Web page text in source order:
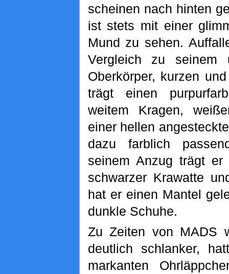
scheinen nach hinten
ist stets mit einer
Mund zu sehen.
Vergleich zu seinem
Oberkörper, kurzen
trägt einen
weitem Kragen,
einer hellen
dazu farblich
seinem Anzug trägt
schwarzer Krawatte
hat er einen Mantel
dunkle Schuhe.
Zu Zeiten von MADS
deutlich schlanker,
markanten